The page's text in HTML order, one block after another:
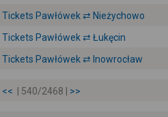
Tickets Pawłówek ⇄ Nieżychowo
Tickets Pawłówek ⇄ Łukęcin
Tickets Pawłówek ⇄ Inowrocław
<< | 540/2468 | >>